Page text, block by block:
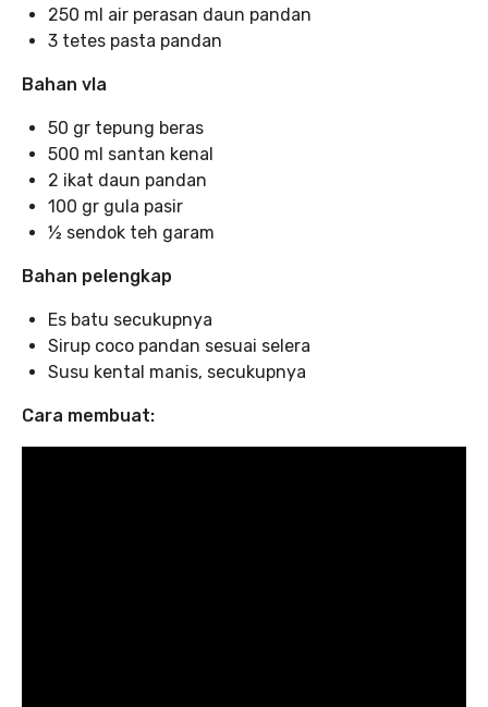
250 ml air perasan daun pandan
3 tetes pasta pandan
Bahan vla
50 gr tepung beras
500 ml santan kenal
2 ikat daun pandan
100 gr gula pasir
½ sendok teh garam
Bahan pelengkap
Es batu secukupnya
Sirup coco pandan sesuai selera
Susu kental manis, secukupnya
Cara membuat: